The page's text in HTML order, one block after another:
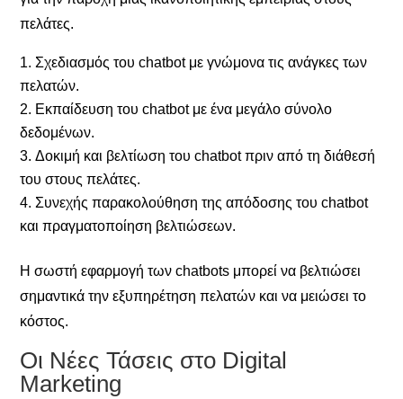
πελάτες.
Σχεδιασμός του chatbot με γνώμονα τις ανάγκες των
πελατών.
Εκπαίδευση του chatbot με ένα μεγάλο σύνολο
δεδομένων.
Δοκιμή και βελτίωση του chatbot πριν από τη διάθεσή
του στους πελάτες.
Συνεχής παρακολούθηση της απόδοσης του chatbot
και πραγματοποίηση βελτιώσεων.
Η σωστή εφαρμογή των chatbots μπορεί να βελτιώσει
σημαντικά την εξυπηρέτηση πελατών και να μειώσει το
κόστος.
Οι Νέες Τάσεις στο Digital
Marketing